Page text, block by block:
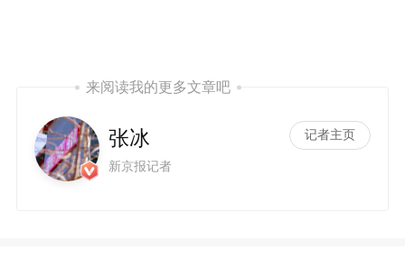
来阅读我的更多文章吧
张冰
新京报记者
记者主页